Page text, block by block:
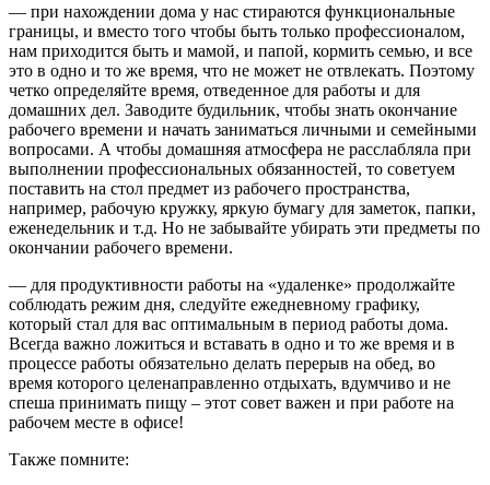
— при нахождении дома у нас стираются функциональные
границы, и вместо того чтобы быть только профессионалом,
нам приходится быть и мамой, и папой, кормить семью, и все
это в одно и то же время, что не может не отвлекать. Поэтому
четко определяйте время, отведенное для работы и для
домашних дел. Заводите будильник, чтобы знать окончание
рабочего времени и начать заниматься личными и семейными
вопросами. А чтобы домашняя атмосфера не расслабляла при
выполнении профессиональных обязанностей, то советуем
поставить на стол предмет из рабочего пространства,
например, рабочую кружку, яркую бумагу для заметок, папки,
еженедельник и т.д. Но не забывайте убирать эти предметы по
окончании рабочего времени.
— для продуктивности работы на «удаленке» продолжайте
соблюдать режим дня, следуйте ежедневному графику,
который стал для вас оптимальным в период работы дома.
Всегда важно ложиться и вставать в одно и то же время и в
процессе работы обязательно делать перерыв на обед, во
время которого целенаправленно отдыхать, вдумчиво и не
спеша принимать пищу – этот совет важен и при работе на
рабочем месте в офисе!
Также помните: